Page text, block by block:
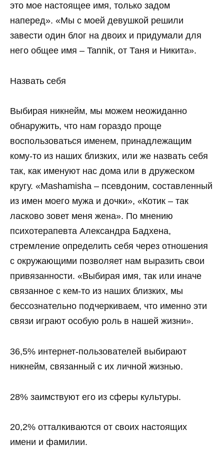
это мое настоящее имя, только задом
наперед». «Мы с моей девушкой решили
завести один блог на двоих и придумали для
него общее имя – Tannik, от Таня и Никита».
Назвать себя
Выбирая никнейм, мы можем неожиданно
обнаружить, что нам гораздо проще
воспользоваться именем, принадлежащим
кому-то из наших близких, или же назвать себя
так, как именуют нас дома или в дружеском
кругу. «Mashamisha – псевдоним, составленный
из имен моего мужа и дочки», «Котик – так
ласково зовет меня жена». По мнению
психотерапевта Александра Бадхена,
стремление определить себя через отношения
с окружающими позволяет нам выразить свои
привязанности. «Выбирая имя, так или иначе
связанное с кем-то из наших близких, мы
бессознательно подчеркиваем, что именно эти
связи играют особую роль в нашей жизни».
36,5% интернет-пользователей выбирают
никнейм, связанный с их личной жизнью.
28% заимствуют его из сферы культуры.
20,2% отталкиваются от своих настоящих
имени и фамилии.